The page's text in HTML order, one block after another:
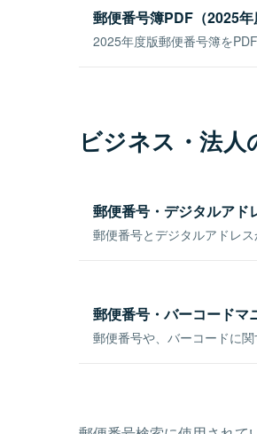
郵便番号簿PDF（2025年
2025年度版郵便番号簿を
ビジネス・法
郵便番号・デジタルアド
郵便番号とデジタルアドレ
郵便番号・バーコードマ
郵便番号や、バーコードに